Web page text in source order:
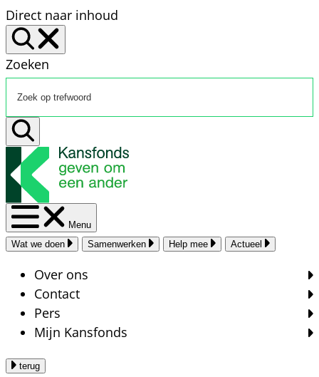
Direct naar inhoud
Zoeken
Menu
Wat we doen
Samenwerken Help mee Actueel
Over ons
Contact
Pers
Mijn Kansfonds
terug